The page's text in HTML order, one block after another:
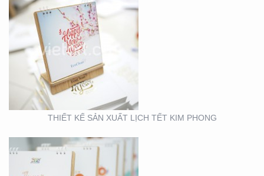
THIẾT KẾ SẢN XUẤT LỊCH TẾT KIM PHONG
THIẾT KẾ VÀ SẢN XUẤT
LỊCH HTV